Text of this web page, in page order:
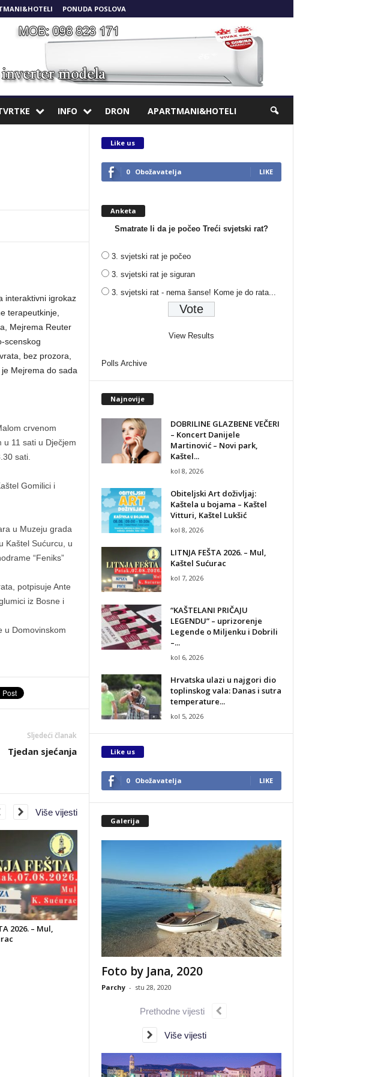
PONUDA POSLOVA
INFO DRON APARTMANI&HOTELI
interaktivni igrokaz
terapeutkinje,
Mejrema Reuter
scenskog
bez prozora,
Mejrema do sada
crvenom
u 11 sati u Dječjem
sati.
Gomilici i
u Muzeju grada
Kaštel Sućurcu, u
“Feniks”
potpisuje Ante
iz Bosne i
u Domovinskom
Sljedeći članak
Tjedan sjećanja
2026. – Mul,
Više vijesti
Like us
0 Obožavatelja LIKE
Anketa
Smatrate li da je počeo Treći svjetski rat?
3. svjetski rat je počeo
3. svjetski rat je siguran
3. svjetski rat - nema šanse! Kome je do rata...
View Results
Polls Archive
Najnovije
DOBRILINE GLAZBENE VEČERI
– Koncert Danijele
Martinović – Novi park,
Kaštel...
kol 8, 2026
Obiteljski Art doživljaj:
Kaštela u bojama – Kaštel
Vitturi, Kaštel Lukšić
kol 8, 2026
LITNJA FEŠTA 2026. – Mul,
Kaštel Sućurac
kol 7, 2026
“KAŠTELANI PRIČAJU
LEGENDU” – uprizorenje
Legende o Miljenku i Dobrili
–...
kol 6, 2026
Hrvatska ulazi u najgori dio
toplinskog vala: Danas i sutra
temperature...
kol 5, 2026
Like us
0 Obožavatelja LIKE
Galerija
Foto by Jana, 2020
Parchy - stu 28, 2020
Prethodne vijesti
Više vijesti